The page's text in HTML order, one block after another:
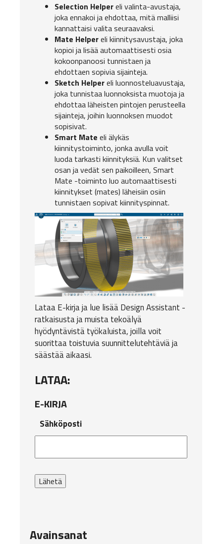
Selection Helpereli valinta-avustaja,
joka ennakoi ja ehdottaa, mitä malliisi
kannattaisi valita seuraavaksi.
Mate Helpereli kiinnitysavustaja, joka
kopioi ja lisää automaattisesti osia
kokoonpanoosi tunnistaen ja
ehdottaen sopivia sijainteja.
Sketch Helpereli luonnosteluavustaja,
joka tunnistaa luonnoksista muotoja ja
ehdottaa läheisten pintojen perusteella
sijainteja, joihin luonnoksen muodot
sopisivat.
Smart Mate eli älykäs
kiinnitystoiminto, jonka avulla voit
luoda tarkasti kiinnityksiä. Kun valitset
osan ja vedät sen paikoilleen, Smart
Mate -toiminto luo automaattisesti
kiinnitykset (mates) läheisiin osiin
tunnistaen sopivat kiinnityspinnat.
Lataa E-kirja ja lue lisää Design Assistant -
ratkaisusta ja muista tekoälyä
hyödyntävistä työkaluista, joilla voit
suorittaa toistuvia suunnittelutehtäviä ja
säästää aikaasi.
LATAA:
E-KIRJA
Sähköposti
Lähetä
Avainsanat